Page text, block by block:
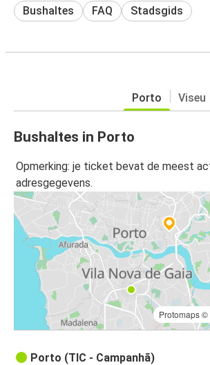
Bushaltes FAQ Stadsgids
Porto Viseu
Bushaltes in Porto
Opmerking: je ticket bevat de meest
adresgegevens.
Protomaps©
Porto (TIC - Campanhã)